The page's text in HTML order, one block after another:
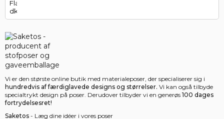
Vi er den største online butik med materialeposer, der specialiserer sig i
hundredvis af færdiglavede designs og størrelser. Vi kan også tilbyde
specialtrykt design på poser. Derudover tilbyder vi en generøs 100 dages
fortrydelsesret!
Saketos - Læg dine idéer i vores poser